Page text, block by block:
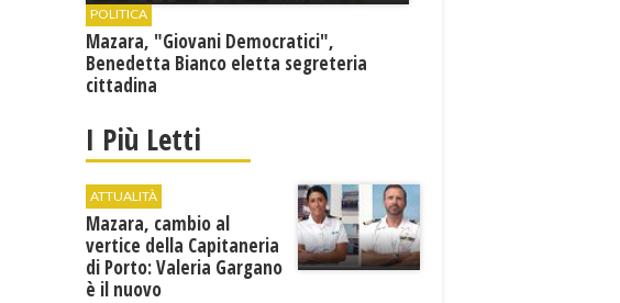
POLITICA
Mazara, "Giovani Democratici",
Benedetta Bianco eletta segreteria
cittadina
I Più Letti
ATTUALITÀ
Mazara, cambio al
vertice della Capitaneria
di Porto: Valeria Gargano
è il nuovo